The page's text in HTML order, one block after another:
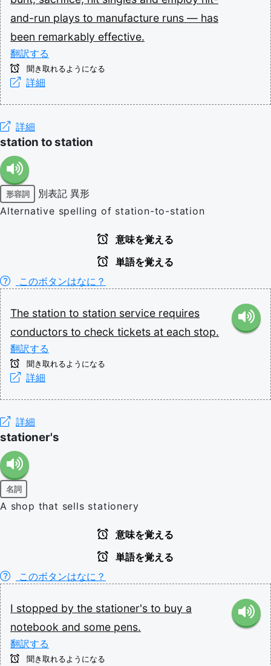
and-run plays to manufacture runs — has
been remarkably effective.
翻訳する
聞き取れるようになる
詳細
詳細
station to station
形容詞 別表記 異形
Alternative spelling of station-to-station
意味を覚える
単語を覚える
このボタンはなに？
The station to station service requires
conductors to check tickets at each stop.
翻訳する
聞き取れるようになる
詳細
詳細
stationer's
名詞
A shop that sells stationery
意味を覚える
単語を覚える
このボタンはなに？
I stopped by the stationer's to buy a
notebook and some pens.
翻訳する
聞き取れるようになる